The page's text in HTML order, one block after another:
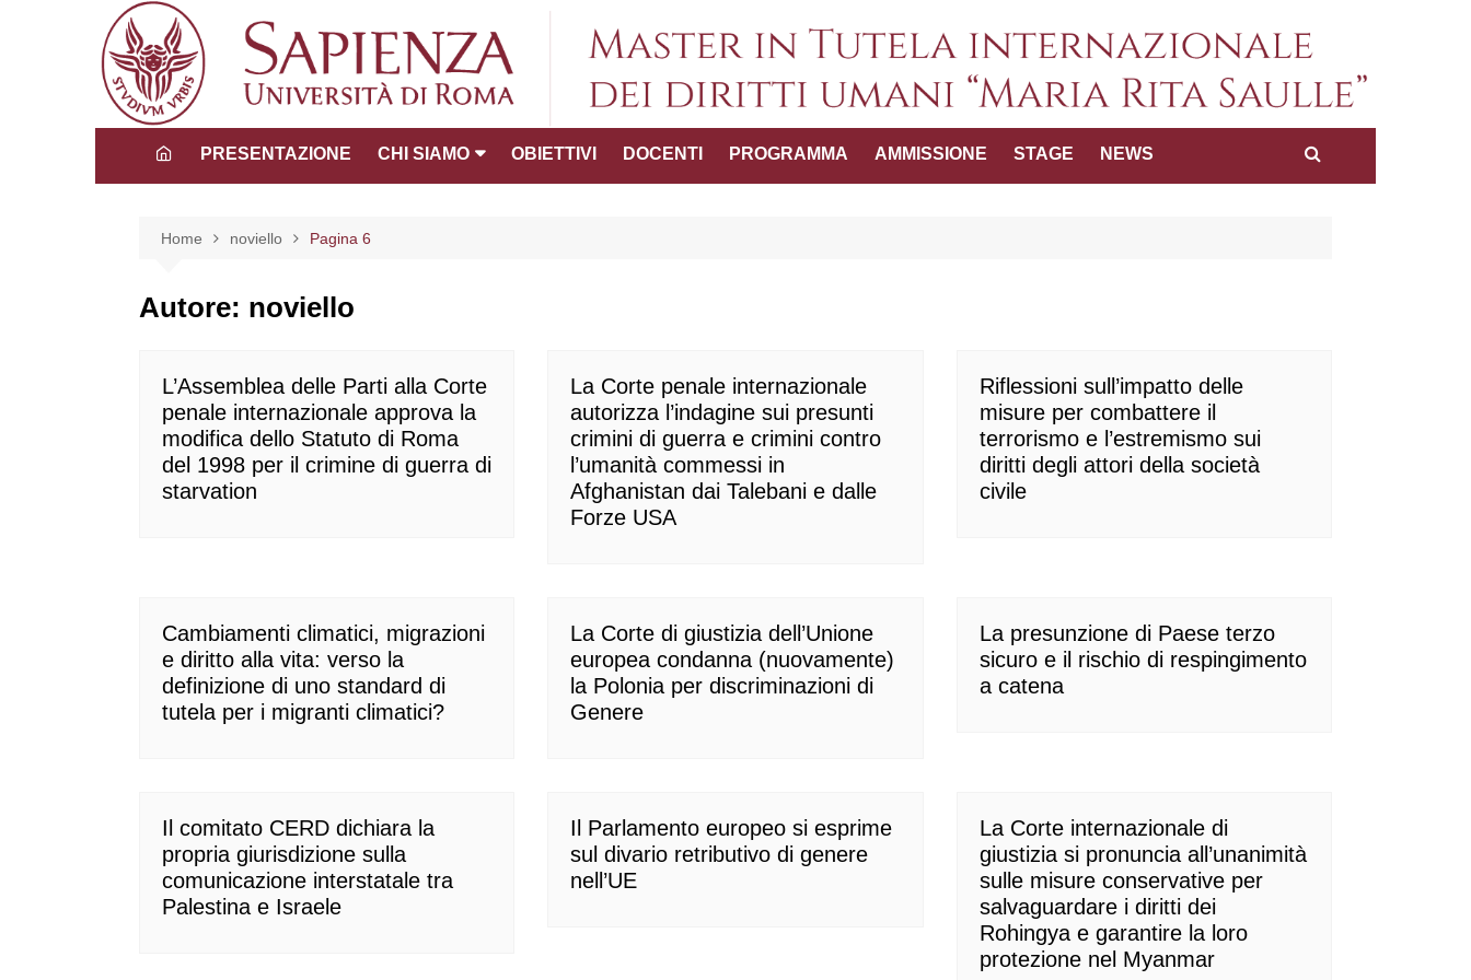
Master in Tutela internazionale dei diritti
umani "Maria Rita Saulle"
PRESENTAZIONE CHI SIAMO OBIETTIVI DOCENTI PROGRAMMA AMMISSIONE STAGE NEWS
Home noviello Pagina 6
Autore: noviello
L’Assemblea delle Parti alla Corte
penale internazionale approva la
modifica dello Statuto di Roma
del 1998 per il crimine di guerra di
starvation
La Corte penale internazionale
autorizza l’indagine sui presunti
crimini di guerra e crimini contro
l’umanità commessi in
Afghanistan dai Talebani e dalle
Forze USA
Riflessioni sull’impatto delle
misure per combattere il
terrorismo e l’estremismo sui
diritti degli attori della società
civile
Cambiamenti climatici, migrazioni
e diritto alla vita: verso la
definizione di uno standard di
tutela per i migranti climatici?
La Corte di giustizia dell’Unione
europea condanna (nuovamente)
la Polonia per discriminazioni di
Genere
La presunzione di Paese terzo
sicuro e il rischio di respingimento
a catena
Il comitato CERD dichiara la
propria giurisdizione sulla
comunicazione interstatale tra
Palestina e Israele
Il Parlamento europeo si esprime
sul divario retributivo di genere
nell’UE
La Corte internazionale di
giustizia si pronuncia all’unanimità
sulle misure conservative per
salvaguardare i diritti dei
Rohingya e garantire la loro
protezione nel Myanmar